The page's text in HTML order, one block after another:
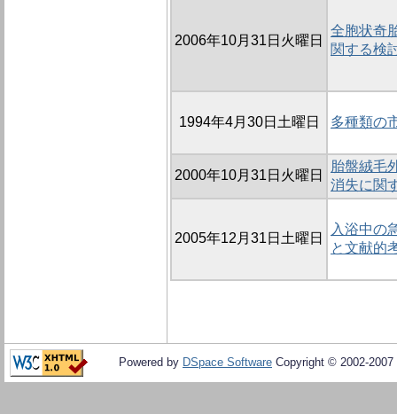
2006年10月31日火曜日
全胞状奇
関する検
1994年4月30日土曜日 多種類の
2000年10月31日火曜日
胎盤絨毛
消失に関
2005年12月31日土曜日
入浴中の
と文献的
Powered by DSpace Software Copyright © 2002-2007